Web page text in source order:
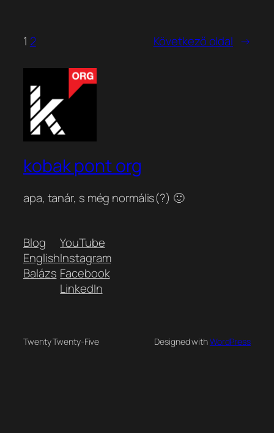
1 2 Következő oldal →
kobak pont org
apa, tanár, s még normális(?) 🙂
Blog
English
Balázs
YouTube
Instagram
Facebook
LinkedIn
Twenty Twenty-Five Designed withWordPress